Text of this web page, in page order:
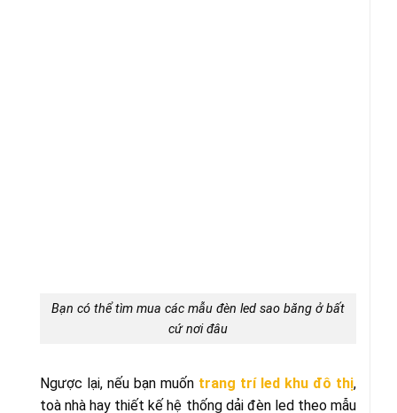
Bạn có thể tìm mua các mẫu đèn led sao băng ở bất
cứ nơi đâu
Ngược lại, nếu bạn muốn trang trí led khu đô thị,
toà nhà hay thiết kế hệ thống dải đèn led theo mẫu